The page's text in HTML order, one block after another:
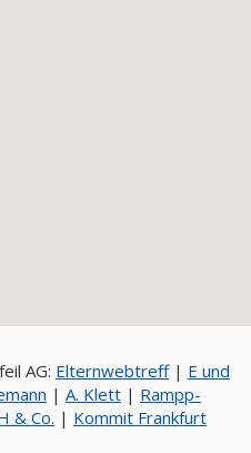
AG: Elternwebtreff| E und
| A. Klett | Rampp-
& Co. | Kommit Frankfurt